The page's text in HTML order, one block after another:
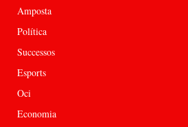
Amposta
Política
Successos
Esports
Oci
Economia